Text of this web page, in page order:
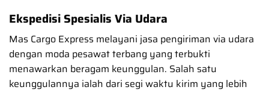
Ekspedisi Spesialis Via Udara
Mas Cargo Express melayani jasa pengiriman via udara
dengan moda pesawat terbang yang terbukti
menawarkan beragam keunggulan. Salah satu
keunggulannya ialah dari segi waktu kirim yang lebih